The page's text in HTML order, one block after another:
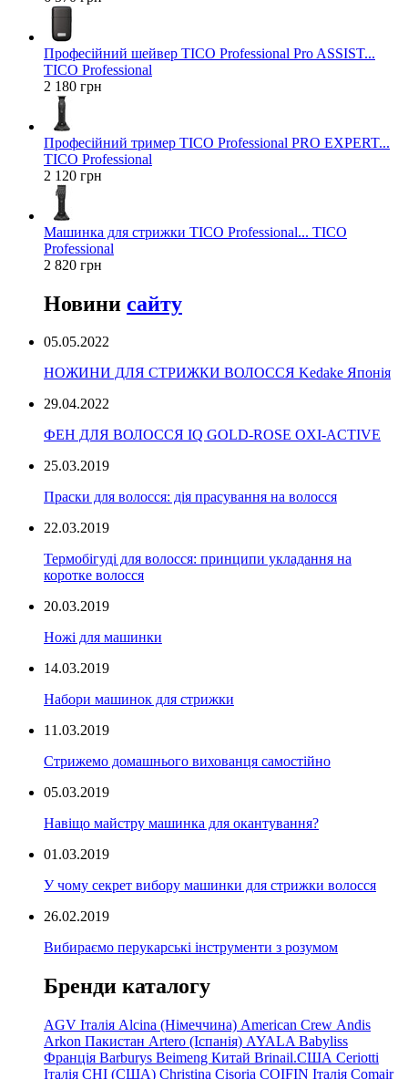
Професійний шейвер TICO Professional Pro ASSIST...
TICO Professional
2 180 грн
Професійний тример TICO Professional PRO EXPERT...
TICO Professional
2 120 грн
Машинка для стрижки TICO Professional... TICO
Professional
2 820 грн
Новини сайту
05.05.2022
НОЖИНИ ДЛЯ СТРИЖКИ ВОЛОССЯ Kedake Японія
29.04.2022
ФЕН ДЛЯ ВОЛОССЯ IQ GOLD-ROSE OXI-ACTIVE
25.03.2019
Праски для волосся: дія прасування на волосся
22.03.2019
Термобігуді для волосся: принципи укладання на
коротке волосся
20.03.2019
Ножі для машинки
14.03.2019
Набори машинок для стрижки
11.03.2019
Стрижемо домашнього вихованця самостійно
05.03.2019
Навіщо майстру машинка для окантування?
01.03.2019
У чому секрет вибору машинки для стрижки волосся
26.02.2019
Вибираємо перукарські інструменти з розумом
Бренди каталогу
AGV Італія Alcina (Німеччина) American Crew Andis
Arkon Пакистан Artero (Іспанія) AYALA Babyliss
Франція Barburys Beimeng Китай Brinail.США Ceriotti
Італія CHI (США) Christina Cisoria COIFIN Італія Comair